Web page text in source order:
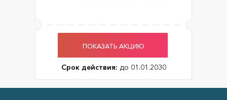
ПОКАЗАТЬ АКЦИЮ
Срок действия: до 01.01.2030